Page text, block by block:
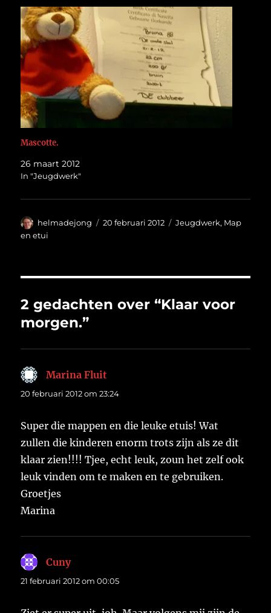
Mascotte.
26 maart 2012
In "Jeugdwerk"
Auteur
helmadejong
Geplaatst
20 februari 2012 Categorieën
Jeugdwerk, Map
en etui
2 gedachten over “Klaar voor
morgen.”
Marina Fluit
20 februari 2012 om 23:24
Super die mappen en die leuke etuis! Wat
zullen die kinderen enorm trots zijn als ze dit
klaar zien!!!! Tjee, echt leuk, zoun het zelf ook
leuk vinden om te maken en te gebruiken.
Groetjes
Marina
Cunyschreef:
21 februari 2012 om 00:05